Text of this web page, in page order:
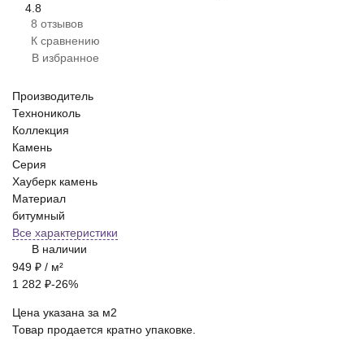
4.8
8 отзывов
К сравнению
В избранное
Производитель
Технониколь
Коллекция
Камень
Серия
Хауберк камень
Материал
битумный
Все характеристики
В наличии
949 ₽ / м²
1 282 ₽-26%
Цена указана за м2
Товар продается кратно упаковке.